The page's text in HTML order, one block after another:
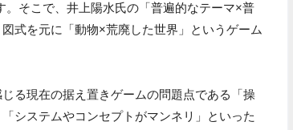
そこで、井上陽水氏の「普遍的なテーマ×普
式を元に「動物×荒廃した世界」というゲーム
る現在の据え置きゲームの問題点である「操
システムやコンセプトがマンネリ」といった